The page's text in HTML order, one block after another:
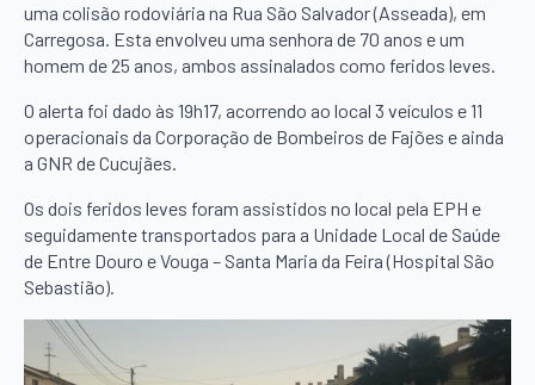
uma colisão rodoviária na Rua São Salvador (Asseada), em
Carregosa. Esta envolveu uma senhora de 70 anos e um
homem de 25 anos, ambos assinalados como feridos leves.
O alerta foi dado às 19h17, acorrendo ao local 3 veículos e 11
operacionais da Corporação de Bombeiros de Fajões e ainda
a GNR de Cucujães.
Os dois feridos leves foram assistidos no local pela EPH e
seguidamente transportados para a Unidade Local de Saúde
de Entre Douro e Vouga – Santa Maria da Feira (Hospital São
Sebastião).